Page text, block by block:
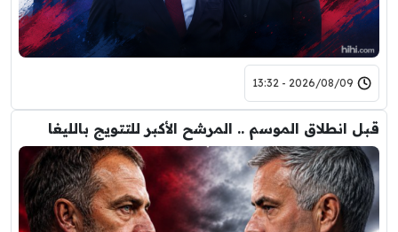
2026/08/09 - 13:32
قبل انطلاق الموسم .. المرشح الأكبر للتتويج بالليغا